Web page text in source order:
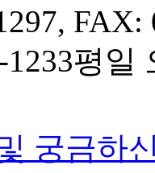
FAX:
1233평일
궁금하